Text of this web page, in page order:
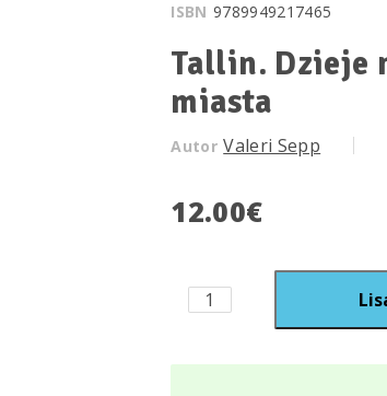
ISBN 9789949217465
Tallin. Dzieje
miasta
Autor Valeri Sepp
12.00€
Tallin.
Dzieje
miasta